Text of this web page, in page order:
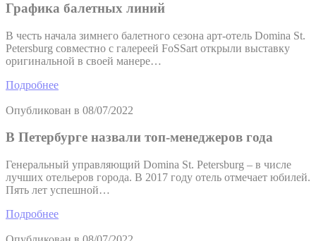
Графика балетных линий
В честь начала зимнего балетного сезона арт-отель Domina St.
Petersburg совместно с галереей FoSSart открыли выставку
оригинальной в своей манере…
Подробнее
Опубликован в 08/07/2022
В Петербурге назвали топ-менеджеров года
Генеральный управляющий Domina St. Petersburg – в числе
лучших отельеров города. В 2017 году отель отмечает юбилей.
Пять лет успешной…
Подробнее